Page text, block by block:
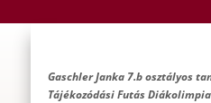
Gaschler Janka 7.b osztályos
Tájékozódási Futás